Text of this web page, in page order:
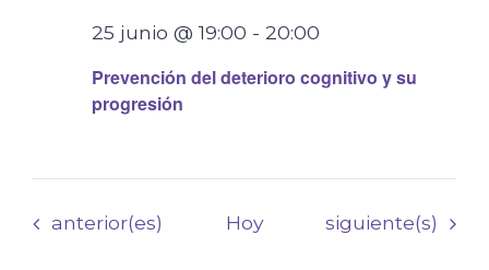
Prevención del deterioro cognitivo y su
progresión
25 junio @ 19:00 - 20:00
Eventos
anterior(es) Hoy Eventos
siguiente(s)